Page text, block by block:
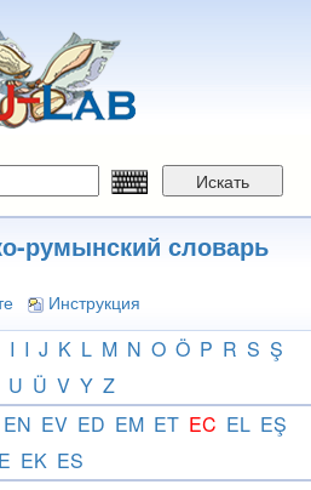
Искать
румынский словарь
Инструкция
I I J K L M N O Ö P R S Ş
U Ü V Y Z
EN EV ED EM ET EC EL EŞ
E EK ES